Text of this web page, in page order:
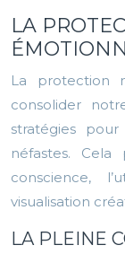
LA
La protection
consolider
stratégies
néfastes.
conscience,
visualisation
LA PLEINE